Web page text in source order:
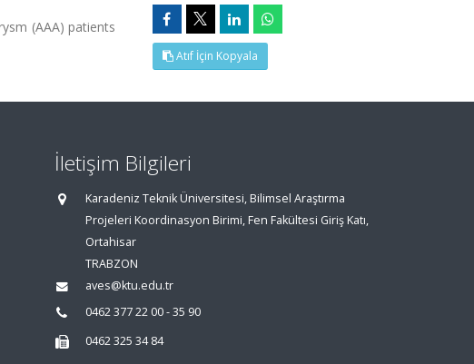
(AAA) patients
Atıf İçin Kopyala
İletişim Bilgileri
Karadeniz Teknik Üniversitesi, Bilimsel Araştırma
Projeleri Koordinasyon Birimi, Fen Fakültesi Giriş Katı,
Ortahisar
TRABZON
aves@ktu.edu.tr
0462 377 22 00 - 35 90
0462 325 34 84